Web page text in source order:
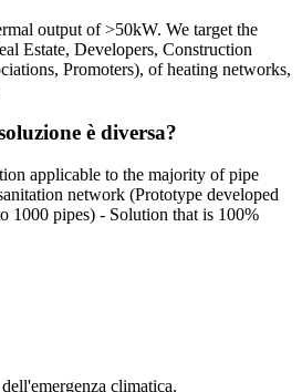
output of >50kW. We target the
Estate, Developers, Construction
Promoters), of heating networks,
è diversa?
applicable to the majority of pipe
network (Prototype developed
1000 pipes) - Solution that is 100%
climatica.